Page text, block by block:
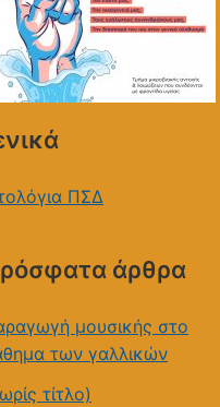
ΠΣΔ
άρθρα
μουσικής στο
των γαλλικών
τίτλο)